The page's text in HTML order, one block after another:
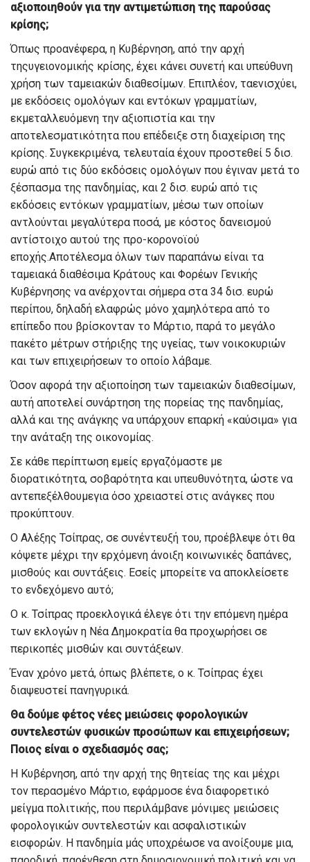
αξιοποιηθούν για την αντιμετώπιση της παρούσας
κρίσης;
Όπως προανέφερα, η Κυβέρνηση, από την αρχή
τηςυγειονομικής κρίσης, έχει κάνει συνετή και υπεύθυνη
χρήση των ταμειακών διαθεσίμων. Επιπλέον, ταενισχύει,
με εκδόσεις ομολόγων και εντόκων γραμματίων,
εκμεταλλευόμενη την αξιοπιστία και την
αποτελεσματικότητα που επέδειξε στη διαχείριση της
κρίσης. Συγκεκριμένα, τελευταία έχουν προστεθεί 5 δισ.
ευρώ από τις δύο εκδόσεις ομολόγων που έγιναν μετά το
ξέσπασμα της πανδημίας, και 2 δισ. ευρώ από τις
εκδόσεις εντόκων γραμματίων, μέσω των οποίων
αντλούνται μεγαλύτερα ποσά, με κόστος δανεισμού
αντίστοιχο αυτού της προ-κορονοϊού
εποχής.Αποτέλεσμα όλων των παραπάνω είναι τα
ταμειακά διαθέσιμα Κράτους και Φορέων Γενικής
Κυβέρνησης να ανέρχονται σήμερα στα 34 δισ. ευρώ
περίπου, δηλαδή ελαφρώς μόνο χαμηλότερα από το
επίπεδο που βρίσκονταν το Μάρτιο, παρά το μεγάλο
πακέτο μέτρων στήριξης της υγείας, των νοικοκυριών
και των επιχειρήσεων το οποίο λάβαμε.
Όσον αφορά την αξιοποίηση των ταμειακών διαθεσίμων,
αυτή αποτελεί συνάρτηση της πορείας της πανδημίας,
αλλά και της ανάγκης να υπάρχουν επαρκή «καύσιμα» για
την ανάταξη της οικονομίας.
Σε κάθε περίπτωση εμείς εργαζόμαστε με
διορατικότητα, σοβαρότητα και υπευθυνότητα, ώστε να
αντεπεξέλθουμεγια όσο χρειαστεί στις ανάγκες που
προκύπτουν.
Ο Αλέξης Τσίπρας, σε συνέντευξή του, προέβλεψε ότι θα
κόψετε μέχρι την ερχόμενη άνοιξη κοινωνικές δαπάνες,
μισθούς και συντάξεις. Εσείς μπορείτε να αποκλείσετε
το ενδεχόμενο αυτό;
Ο κ. Τσίπρας προεκλογικά έλεγε ότι την επόμενη ημέρα
των εκλογών η Νέα Δημοκρατία θα προχωρήσει σε
περικοπές μισθών και συντάξεων.
Έναν χρόνο μετά, όπως βλέπετε, ο κ. Τσίπρας έχει
διαψευστεί πανηγυρικά.
Θα δούμε φέτος νέες μειώσεις φορολογικών
συντελεστών φυσικών προσώπων και επιχειρήσεων;
Ποιος είναι ο σχεδιασμός σας;
Η Κυβέρνηση, από την αρχή της θητείας της και μέχρι
τον περασμένο Μάρτιο, εφάρμοσε ένα διαφορετικό
μείγμα πολιτικής, που περιλάμβανε μόνιμες μειώσεις
φορολογικών συντελεστών και ασφαλιστικών
εισφορών. Η πανδημία μάς υποχρέωσε να ανοίξουμε μια,